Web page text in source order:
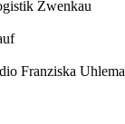
Zwenkau
Franziska